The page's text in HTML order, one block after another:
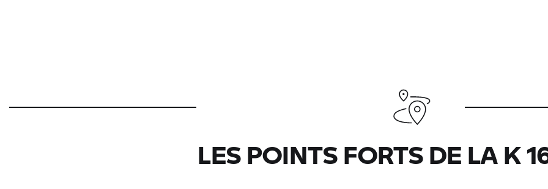
LES POINTS FORTS DE LA K